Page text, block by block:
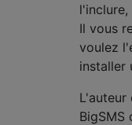
Il vous
voulez
installer
L'auteur